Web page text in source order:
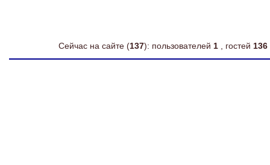
Сейчас на сайте (137): пользователей 1 , гостей 136